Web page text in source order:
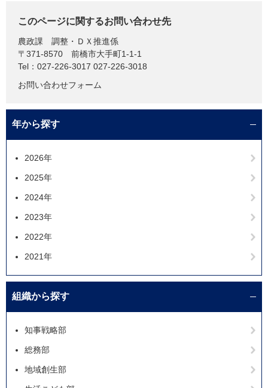
このページに関するお問い合わせ先
農政課
調整・ＤＸ推進係
〒371-8570
前橋市大手町1-1-1
Tel：027-226-3017 027-226-3018
お問い合わせフォーム
年から探す
2026年
2025年
2024年
2023年
2022年
2021年
組織から探す
知事戦略部
総務部
地域創生部